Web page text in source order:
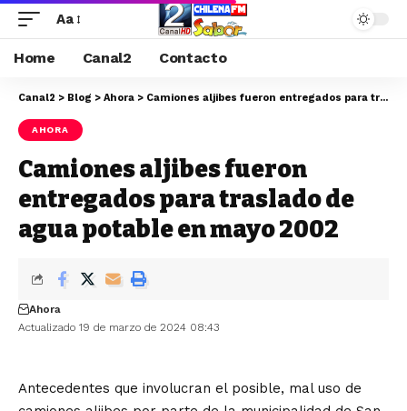
Aa
Home Canal2 Contacto
Canal2 > Blog > Ahora > Camiones aljibes fueron entregados para traslado de agua potable en mayo 2002
AHORA
Camiones aljibes fueron
entregados para traslado de
agua potable en mayo 2002
Actualizado 19 de marzo de 2024 08:43
Ahora
Antecedentes que involucran el posible, mal uso de